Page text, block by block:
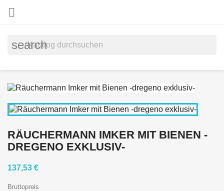

search
RÄUCHERMANN IMKER MIT BIENEN -
DREGENO EXKLUSIV-
137,53 €
Bruttopreis